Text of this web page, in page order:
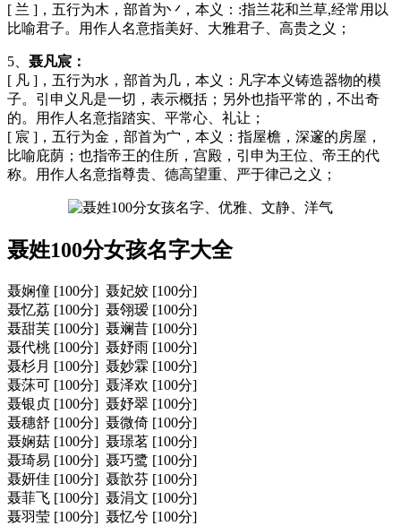
[ 兰 ]，五行为木，部首为丷，本义：:指兰花和兰草,经常用以
比喻君子。用作人名意指美好、大雅君子、高贵之义；
5、 聂凡宸：
[ 凡 ]，五行为水，部首为几，本义：凡字本义铸造器物的模
子。引申义凡是一切，表示概括；另外也指平常的，不出奇
的。用作人名意指踏实、平常心、礼让；
[ 宸 ]，五行为金，部首为宀，本义：指屋檐，深邃的房屋，
比喻庇荫；也指帝王的住所，宫殿，引申为王位、帝王的代
称。用作人名意指尊贵、德高望重、严于律己之义；
聂姓100分女孩名字大全
聂娴僮 [100分] 聂妃姣 [100分]
聂忆荔 [100分] 聂翎瑷 [100分]
聂甜芙 [100分] 聂斓昔 [100分]
聂代桃 [100分] 聂妤雨 [100分]
聂杉月 [100分] 聂妙霖 [100分]
聂莯可 [100分] 聂泽欢 [100分]
聂银贞 [100分] 聂妤翠 [100分]
聂穗舒 [100分] 聂微倚 [100分]
聂娴菇 [100分] 聂璟茗 [100分]
聂琦易 [100分] 聂巧鹭 [100分]
聂妍佳 [100分] 聂歆芬 [100分]
聂菲飞 [100分] 聂涓文 [100分]
聂羽莹 [100分] 聂忆兮 [100分]